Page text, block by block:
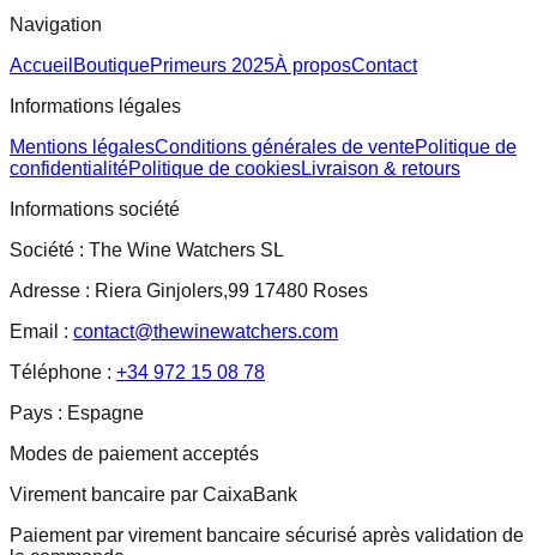
Navigation
Accueil BoutiquePrimeurs 2025À proposContact
Informations légales
Mentions légalesConditions générales de ventePolitique de
confidentialitéPolitique de cookiesLivraison & retours
Informations société
Société : The Wine Watchers SL
Adresse : Riera Ginjolers,99 17480 Roses
Email : contact@thewinewatchers.com
Téléphone : +34 972 15 08 78
Pays : Espagne
Modes de paiement acceptés
Virement bancaire par CaixaBank
Paiement par virement bancaire sécurisé après validation de